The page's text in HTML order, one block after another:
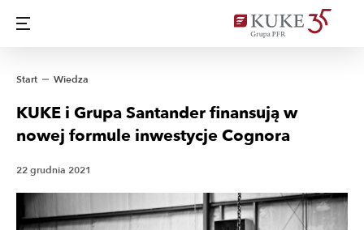
Start Wiedza
KUKE i Grupa Santander finansują w
nowej formule inwestycje Cognora
22 grudnia 2021